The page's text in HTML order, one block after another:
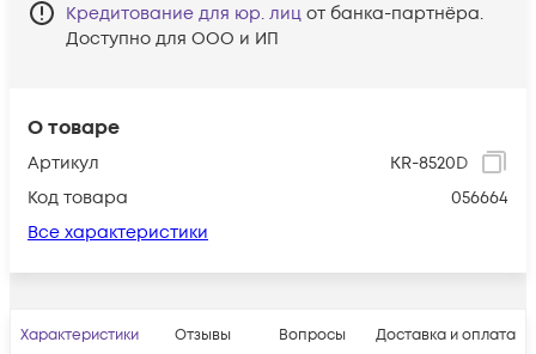
О товаре
Артикул
KR-8520D
Код товара
056664
Все характеристики
Кредитование для юр. лиц от банка-партнёра.
Доступно для ООО и ИП
Характеристики Отзывы Вопросы Доставка и оплата